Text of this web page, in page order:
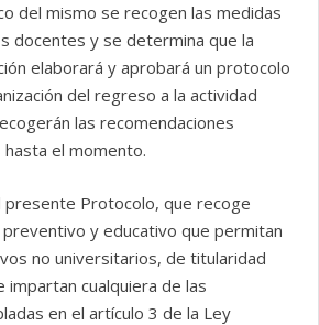
del mismo se recogen las medidas
docentes y se determina que la
elaborará y aprobará un protocolo
del regreso a la actividad
las recomendaciones
el momento.
Protocolo, que recoge
y educativo que permitan
no universitarios, de titularidad
impartan cualquiera de las
en el artículo 3 de la Ley